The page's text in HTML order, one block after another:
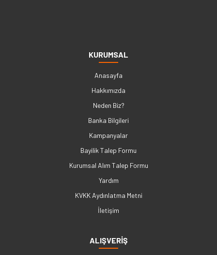
KURUMSAL
Anasayfa
Hakkımızda
Neden Biz?
Banka Bilgileri
Kampanyalar
Bayilik Talep Formu
Kurumsal Alım Talep Formu
Yardım
KVKK Aydınlatma Metni
İletişim
ALIŞVERİŞ